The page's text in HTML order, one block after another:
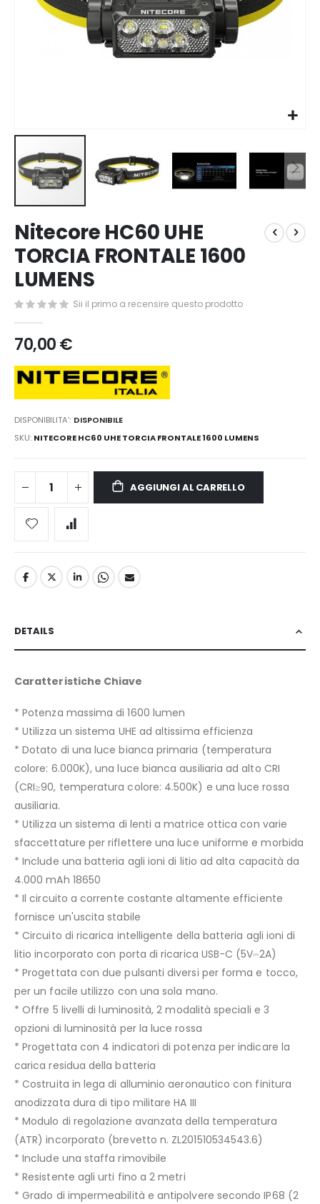
all'inizio
della
galleria
di
immagini
Nitecore HC60 UHE
TORCIA FRONTALE 1600
LUMENS
Sii il primo a recensire questo prodotto
70,00 €
DISPONIBILITA': DISPONIBILE
SKU NITECORE HC60 UHE TORCIA FRONTALE 1600 LUMENS
AGGIUNGI AL CARRELLO
DETAILS
Caratteristiche Chiave
* Potenza massima di 1600 lumen
* Utilizza un sistema UHE ad altissima efficienza
* Dotato di una luce bianca primaria (temperatura
colore: 6.000K), una luce bianca ausiliaria ad alto CRI
(CRI≥90, temperatura colore: 4.500K) e una luce rossa
ausiliaria.
* Utilizza un sistema di lenti a matrice ottica con varie
sfaccettature per riflettere una luce uniforme e morbida
* Include una batteria agli ioni di litio ad alta capacità da
4.000 mAh 18650
* Il circuito a corrente costante altamente efficiente
fornisce un'uscita stabile
* Circuito di ricarica intelligente della batteria agli ioni di
litio incorporato con porta di ricarica USB-C (5V⎓2A)
* Progettata con due pulsanti diversi per forma e tocco,
per un facile utilizzo con una sola mano.
* Offre 5 livelli di luminosità, 2 modalità speciali e 3
opzioni di luminosità per la luce rossa
* Progettata con 4 indicatori di potenza per indicare la
carica residua della batteria
* Costruita in lega di alluminio aeronautico con finitura
anodizzata dura di tipo militare HA III
* Modulo di regolazione avanzata della temperatura
(ATR) incorporato (brevetto n. ZL201510534543.6)
* Include una staffa rimovibile
* Resistente agli urti fino a 2 metri
* Grado di impermeabilità e antipolvere secondo IP68 (2